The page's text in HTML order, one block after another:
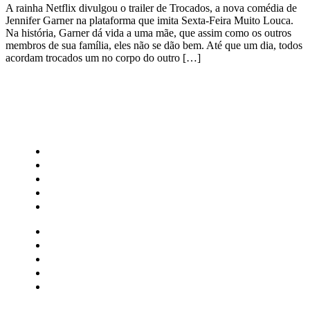
A rainha Netflix divulgou o trailer de Trocados, a nova comédia de
Jennifer Garner na plataforma que imita Sexta-Feira Muito Louca.
Na história, Garner dá vida a uma mãe, que assim como os outros
membros de sua família, eles não se dão bem. Até que um dia, todos
acordam trocados um no corpo do outro […]